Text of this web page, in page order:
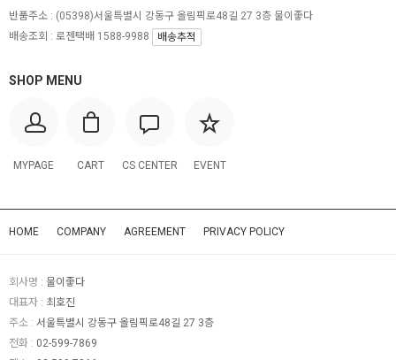
SHOP MENU
MYPAGE CART CS CENTER EVENT
반품주소 : (05398)서울특별시 강동구 올림픽로48길 27 3층 물이좋다
배송조회 : 로젠택배 1588-9988
배송추적
HOME COMPANY AGREEMENT PRIVACY POLICY
회사명 : 물이좋다
대표자 : 최호진
주소 : 서울특별시 강동구 올림픽로48길 27 3층
전화 : 02-599-7869